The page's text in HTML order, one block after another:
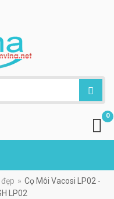
0
» Cọ Môi Vacosi LP02 -
LP02